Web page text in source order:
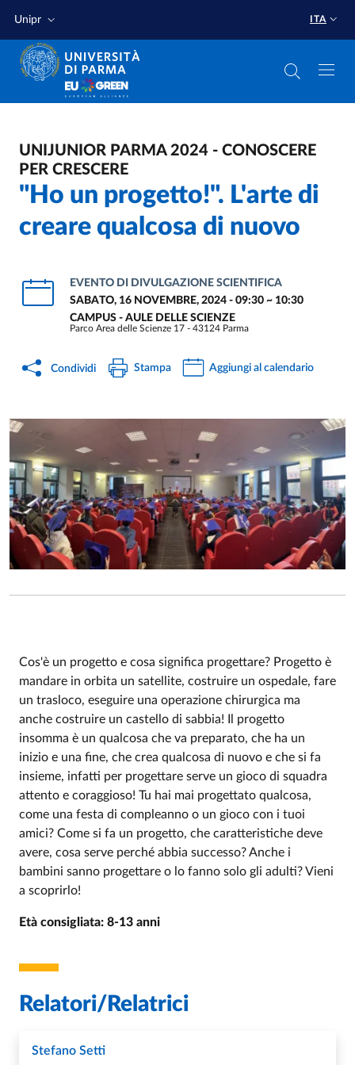
Unipr ITA
UNIJUNIOR PARMA 2024 - CONOSCERE
PER CRESCERE
"Ho un progetto!". L'arte di
creare qualcosa di nuovo
EVENTO DI DIVULGAZIONE SCIENTIFICA
SABATO, 16 NOVEMBRE, 2024 - 09:30 ~ 10:30
CAMPUS - AULE DELLE SCIENZE
Parco Area delle Scienze 17 - 43124 Parma
Condividi Stampa Aggiungi al calendario
Event description
Cos'è un progetto e cosa significa progettare? Progetto è
mandare in orbita un satellite, costruire un ospedale, fare
un trasloco, eseguire una operazione chirurgica ma
anche costruire un castello di sabbia! Il progetto
insomma è un qualcosa che va preparato, che ha un
inizio e una fine, che crea qualcosa di nuovo e che si fa
insieme, infatti per progettare serve un gioco di squadra
attento e coraggioso! Tu hai mai progettato qualcosa,
come una festa di compleanno o un gioco con i tuoi
amici? Come si fa un progetto, che caratteristiche deve
avere, cosa serve perché abbia successo? Anche i
bambini sanno progettare o lo fanno solo gli adulti? Vieni
a scoprirlo!
Età consigliata: 8-13 anni
Relatori/Relatrici
Stefano Setti